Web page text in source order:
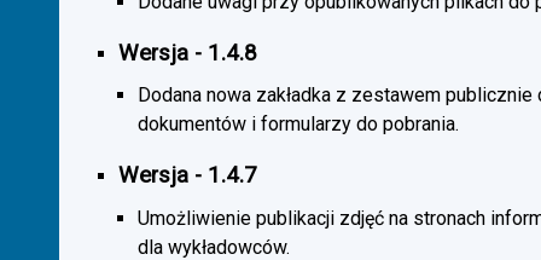
Wersja - 1.4.8
Dodana nowa zakładka z zestawem publicznie
dokumentów i formularzy do pobrania.
Wersja - 1.4.7
Umożliwienie publikacji zdjęć na stronach
dla wykładowców.